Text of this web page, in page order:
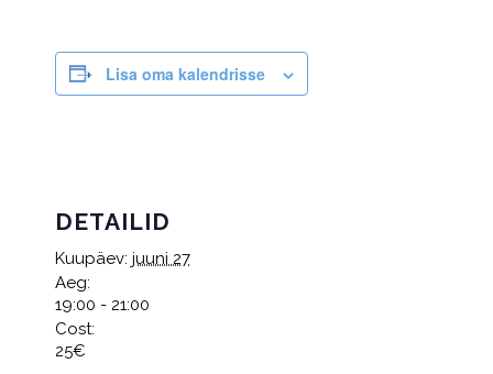
Lisa oma kalendrisse
DETAILID
Kuupäev: juuni 27
Aeg:
19:00 - 21:00
Cost:
25€